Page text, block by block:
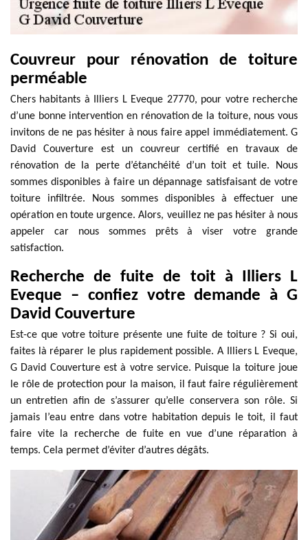
Couvreur pour rénovation de toiture
perméable
Chers habitants à Illiers L Eveque 27770, pour votre recherche
d’une bonne intervention en rénovation de la toiture, nous vous
invitons de ne pas hésiter à nous faire appel immédiatement. G
David Couverture est un couvreur certifié en travaux de
rénovation de la perte d’étanchéité d’un toit et tuile. Nous
sommes disponibles à faire un dépannage satisfaisant de votre
toiture infiltrée. Nous sommes disponibles à effectuer une
opération en toute urgence. Alors, veuillez ne pas hésiter à nous
appeler car nous sommes prêts à viser votre grande
satisfaction.
Recherche de fuite de toit à Illiers L
Eveque – confiez votre demande à G
David Couverture
Est-ce que votre toiture présente une fuite de toiture ? Si oui,
faites là réparer le plus rapidement possible. A Illiers L Eveque,
G David Couverture est à votre service. Puisque la toiture joue
le rôle de protection pour la maison, il faut faire régulièrement
un entretien afin de s’assurer qu’elle conservera son rôle. Si
jamais l’eau entre dans votre habitation depuis le toit, il faut
faire vite la recherche de fuite en vue d’une réparation à
temps. Cela permet d’éviter d’autres dégâts.